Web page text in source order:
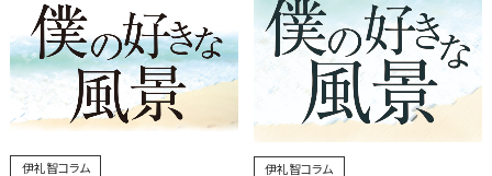
伊礼智コラム 伊礼智コラム